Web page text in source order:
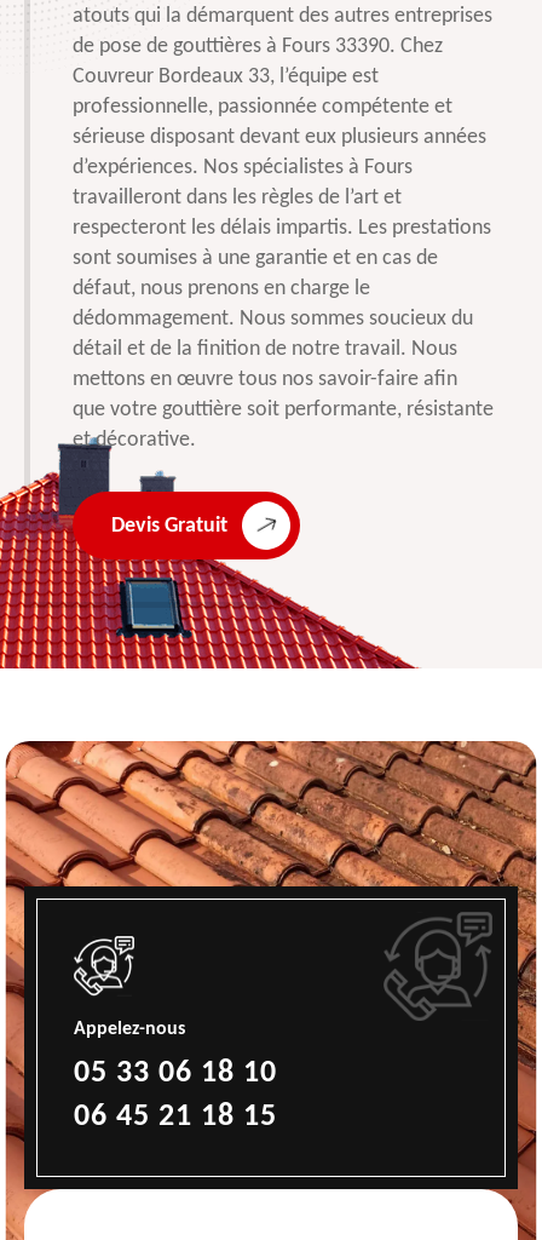
atouts qui la démarquent des autres entreprises
de pose de gouttières à Fours 33390. Chez
Couvreur Bordeaux 33, l’équipe est
professionnelle, passionnée compétente et
sérieuse disposant devant eux plusieurs années
d’expériences. Nos spécialistes à Fours
travailleront dans les règles de l’art et
respecteront les délais impartis. Les prestations
sont soumises à une garantie et en cas de
défaut, nous prenons en charge le
dédommagement. Nous sommes soucieux du
détail et de la finition de notre travail. Nous
mettons en œuvre tous nos savoir-faire afin
que votre gouttière soit performante, résistante
et décorative.
Devis Gratuit
Appelez-nous
05 33 06 18 10
06 45 21 18 15